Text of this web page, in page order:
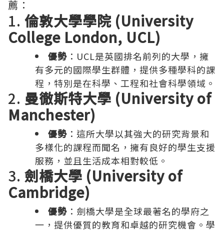
薦：
1. 倫敦大學學院 (University
College London, UCL)
優勢 ：UCL是英國排名前列的大學，擁
有多元的國際學生群體，提供多種學科的課
程，特別是在科學、工程和社會科學領域。
2. 曼徹斯特大學 (University of
Manchester)
優勢 ：這所大學以其強大的研究背景和
多樣化的課程而聞名，擁有良好的學生支援
服務，並且生活成本相對較低。
3. 劍橋大學 (University of
Cambridge)
優勢 ：劍橋大學是全球最著名的學府之
一，提供優質的教育和卓越的研究機會。學